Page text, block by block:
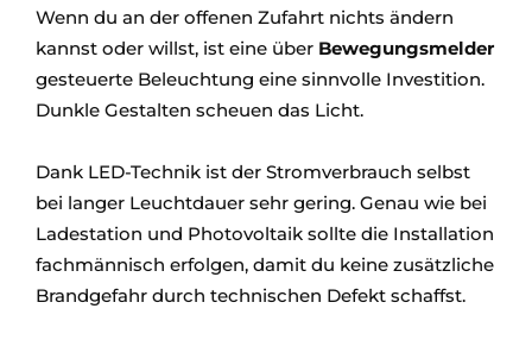
Wenn du an der offenen Zufahrt nichts ändern
kannst oder willst, ist eine über Bewegungsmelder
gesteuerte Beleuchtung eine sinnvolle Investition.
Dunkle Gestalten scheuen das Licht.
Dank LED-Technik ist der Stromverbrauch selbst
bei langer Leuchtdauer sehr gering. Genau wie bei
Ladestation und Photovoltaik sollte die Installation
fachmännisch erfolgen, damit du keine zusätzliche
Brandgefahr durch technischen Defekt schaffst.